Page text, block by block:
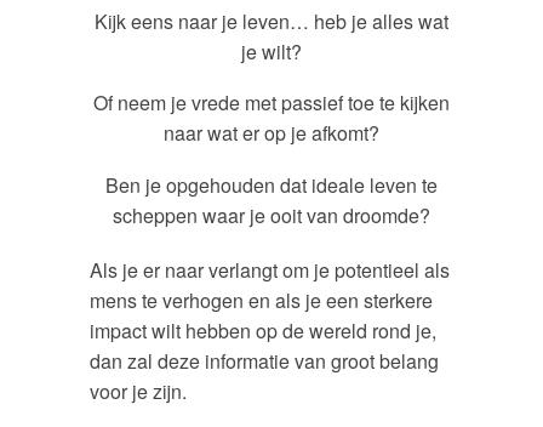
Kijk eens naar je leven… heb je alles wat
je wilt?
Of neem je vrede met passief toe te kijken
naar wat er op je afkomt?
Ben je opgehouden dat ideale leven te
scheppen waar je ooit van droomde?
Als je er naar verlangt om je potentieel als
mens te verhogen en als je een sterkere
impact wilt hebben op de wereld rond je,
dan zal deze informatie van groot belang
voor je zijn.